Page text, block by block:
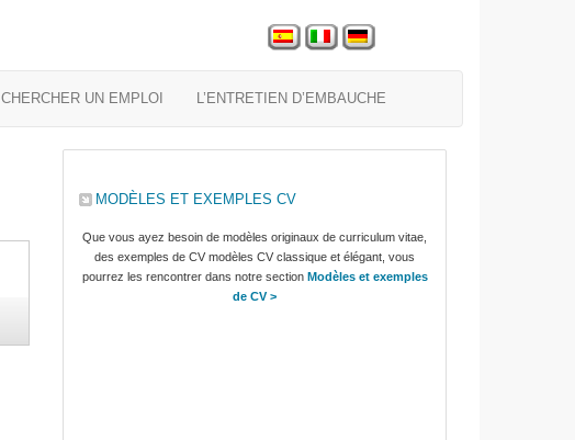
CHERCHER UN EMPLOI L’ENTRETIEN D’EMBAUCHE
MODÈLES ET EXEMPLES CV
Que vous ayez besoin de modèles originaux de curriculum vitae,
des exemples de CV modèles CV classique et élégant, vous
pourrez les rencontrer dans notre section Modèles et exemples
de CV >